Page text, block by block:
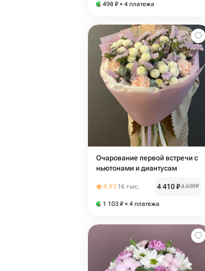
498 ₽ × 4 платежа
Очарование первой встречи с
ньютонами и диантусам
4.93 16 тыс. 4 410₽4 500₽
1 103 ₽ × 4 платежа